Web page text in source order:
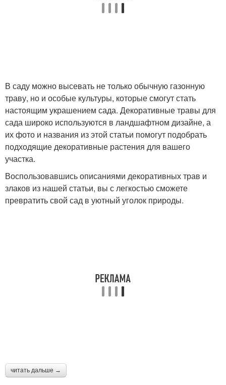
В саду можно высевать не только обычную газонную
траву, но и особые культуры, которые смогут стать
настоящим украшением сада. Декоративные травы для
сада широко используются в ландшафтном дизайне, а
их фото и названия из этой статьи помогут подобрать
подходящие декоративные растения для вашего
участка.
Воспользовавшись описаниями декоративных трав и
злаков из нашей статьи, вы с легкостью сможете
превратить свой сад в уютный уголок природы.
читать дальше →